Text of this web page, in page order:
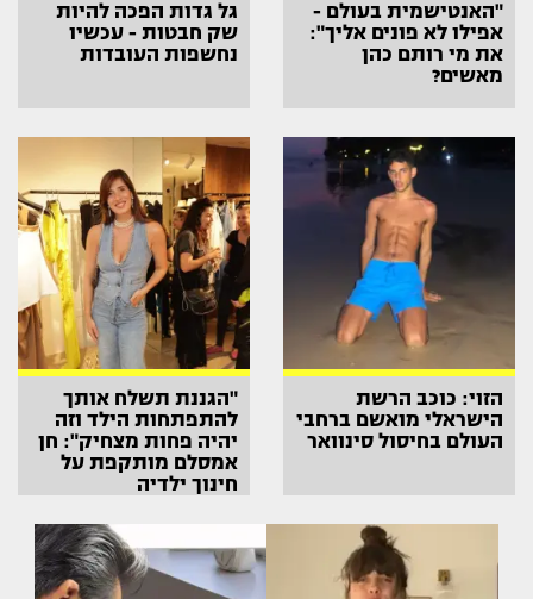
"האנטישמית בעולם -
אפילו לא פונים אליך":
את מי רותם כהן
מאשים?
גל גדות הפכה להיות
שק חבטות - עכשיו
נחשפות העובדות
הזוי: כוכב הרשת
הישראלי מואשם ברחבי
העולם בחיסול סינוואר
"הגננת תשלח אותך
להתפתחות הילד וזה
יהיה פחות מצחיק": חן
אמסלם מותקפת על
חינוך ילדיה